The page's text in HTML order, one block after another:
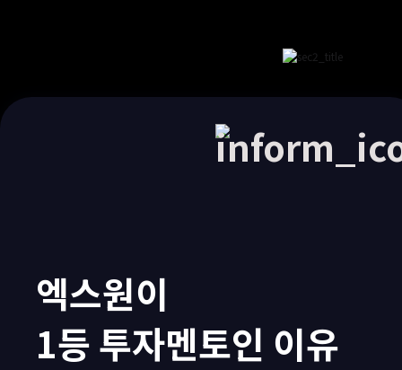
엑스원이
1등 투자멘토인 이유